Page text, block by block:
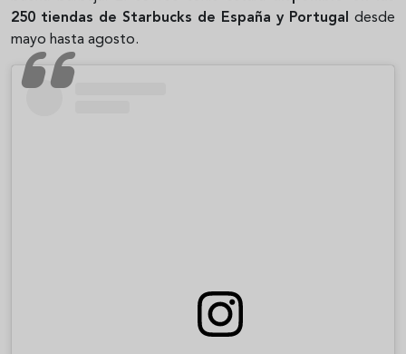
250 tiendas de Starbucks de España y Portugal desde
mayo hasta agosto.